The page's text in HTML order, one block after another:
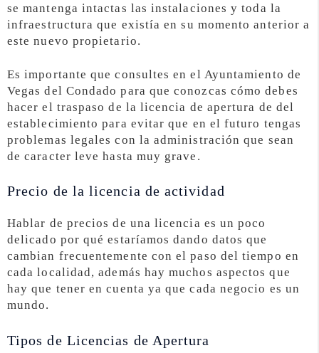
se mantenga intactas las instalaciones y toda la
infraestructura que existía en su momento anterior a
este nuevo propietario.
Es importante que consultes en el Ayuntamiento de
Vegas del Condado para que conozcas cómo debes
hacer el traspaso de la licencia de apertura de del
establecimiento para evitar que en el futuro tengas
problemas legales con la administración que sean
de caracter leve hasta muy grave.
Precio de la licencia de actividad
Hablar de precios de una licencia es un poco
delicado por qué estaríamos dando datos que
cambian frecuentemente con el paso del tiempo en
cada localidad, además hay muchos aspectos que
hay que tener en cuenta ya que cada negocio es un
mundo.
Tipos de Licencias de Apertura